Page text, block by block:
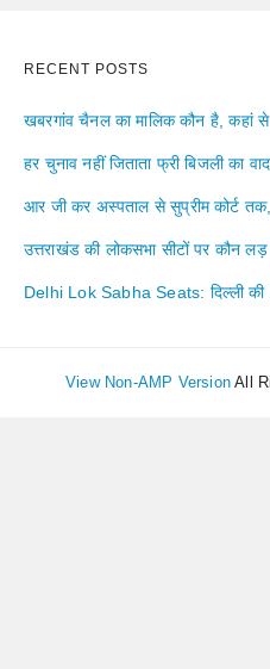
RECENT POSTS
खबरगांव चैनल का मालिक कौन है, कहां
हर चुनाव नहीं जिताता फ्री बिजली का
आर जी कर अस्पताल से सुप्रीम कोर्ट
उत्तराखंड की लोकसभा सीटों पर कौन
Delhi Lok Sabha Seats: दिल्ली की
View Non-AMP Version All